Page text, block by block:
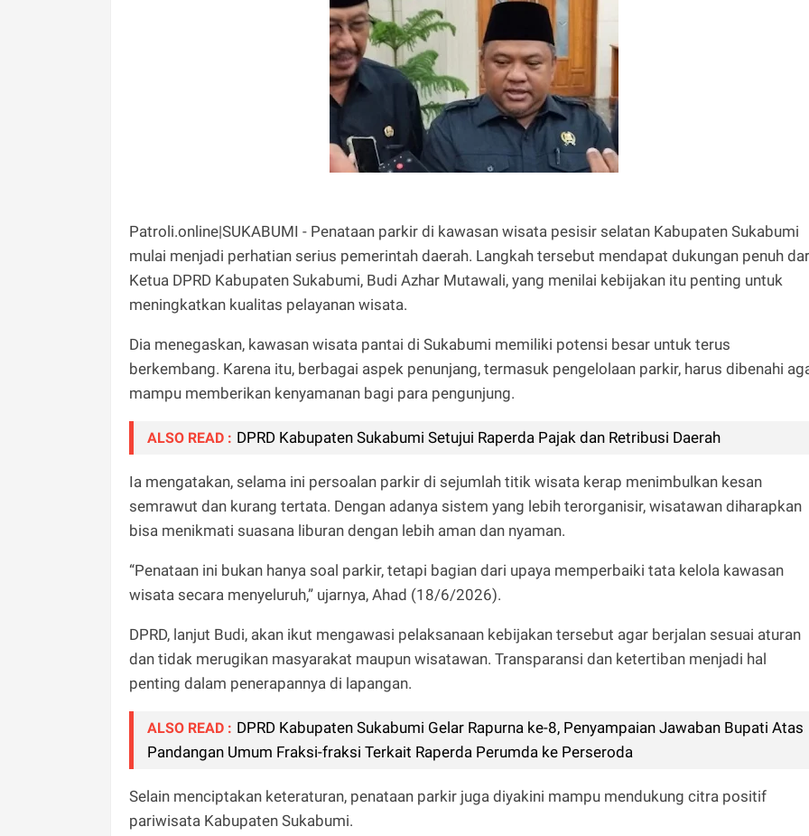
Patroli.online|SUKABUMI - Penataan parkir di kawasan wisata pesisir selatan Kabupaten Sukabumi
mulai menjadi perhatian serius pemerintah daerah. Langkah tersebut mendapat dukungan penuh
Ketua DPRD Kabupaten Sukabumi, Budi Azhar Mutawali, yang menilai kebijakan itu penting untuk
meningkatkan kualitas pelayanan wisata.
Dia menegaskan, kawasan wisata pantai di Sukabumi memiliki potensi besar untuk terus
berkembang. Karena itu, berbagai aspek penunjang, termasuk pengelolaan parkir, harus dibenahi
mampu memberikan kenyamanan bagi para pengunjung.
ALSO READ : DPRD Kabupaten Sukabumi Setujui Raperda Pajak dan Retribusi Daerah
Ia mengatakan, selama ini persoalan parkir di sejumlah titik wisata kerap menimbulkan kesan
semrawut dan kurang tertata. Dengan adanya sistem yang lebih terorganisir, wisatawan diharapkan
bisa menikmati suasana liburan dengan lebih aman dan nyaman.
“Penataan ini bukan hanya soal parkir, tetapi bagian dari upaya memperbaiki tata kelola kawasan
wisata secara menyeluruh,” ujarnya, Ahad (18/6/2026).
DPRD, lanjut Budi, akan ikut mengawasi pelaksanaan kebijakan tersebut agar berjalan sesuai aturan
dan tidak merugikan masyarakat maupun wisatawan. Transparansi dan ketertiban menjadi hal
penting dalam penerapannya di lapangan.
ALSO READ : DPRD Kabupaten Sukabumi Gelar Rapurna ke-8, Penyampaian Jawaban Bupati Atas
Pandangan Umum Fraksi-fraksi Terkait Raperda Perumda ke Perseroda
Selain menciptakan keteraturan, penataan parkir juga diyakini mampu mendukung citra positif
pariwisata Kabupaten Sukabumi.